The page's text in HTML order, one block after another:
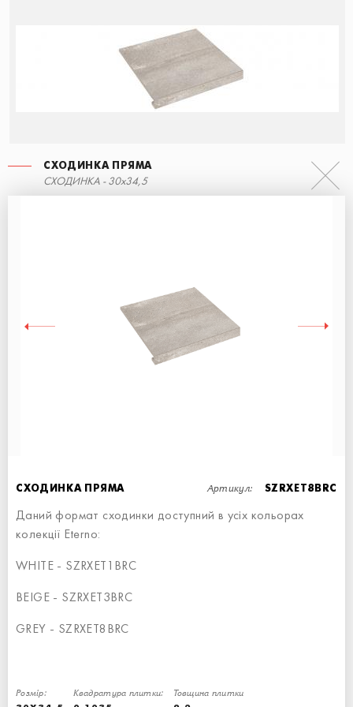
СХОДИНКА ПРЯМА
СХОДИНКА - 30x34,5
СХОДИНКА ПРЯМА Артикул: SZRXET8BRC
Даний формат сходинки доступний в усіх кольорах
колекції Eterno:
WHITE - SZRXET1BRC
BEIGE - SZRXET3BRC
GREY - SZRXET8BRC
Розмір: Квадратура плитки: Товщина плитки
СХОДИНКА - 15x34,5
СХОДИНКА ПРЯМА
90x34,5
60x34,5